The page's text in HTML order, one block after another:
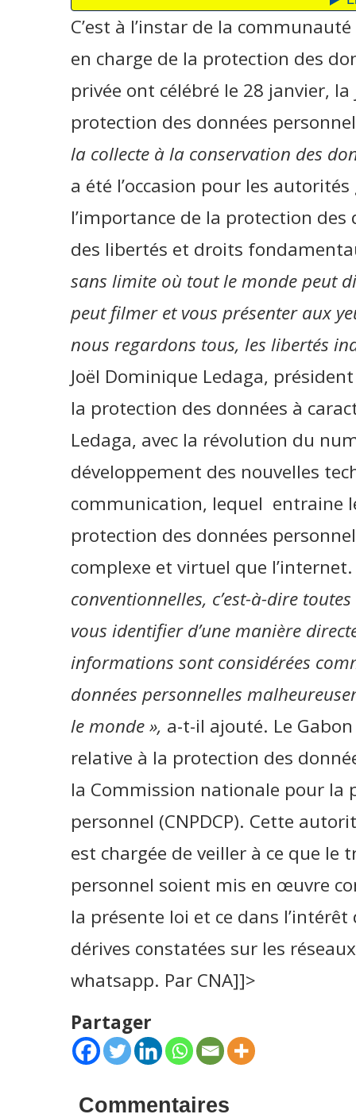
C’est à l’instar de la
en charge de la protection des
privée ont célébré le 28 janvier,
protection des données
la collecte à la conservation des
a été l’occasion pour les
l’importance de la protection
des libertés et droits
sans limite où tout le monde peut
peut filmer et vous présenter aux
nous regardons tous, les libertés
Joël Dominique Ledaga,
la protection des données à
Ledaga, avec la révolution du
développement des nouvelles
communication, lequel entraine
protection des données
complexe et virtuel que
conventionnelles, c’est-à-dire
vous identifier d’une manière
informations sont considérées
données personnelles
le monde », a-t-il ajouté. Le
relative à la protection des
la Commission nationale pour la
personnel (CNPDCP). Cette
est chargée de veiller à ce que le
personnel soient mis en œuvre
la présente loi et ce dans
dérives constatées sur les
whatsapp. Par CNA]]>
Partager
Commentaires